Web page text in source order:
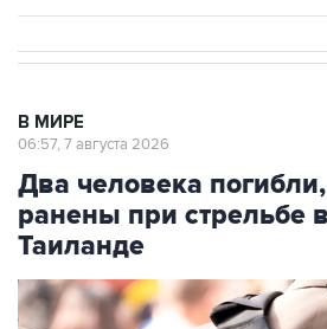
В МИРЕ
06:57, 7 августа 2026
Два человека
ранены при стрельбе
Таиланде